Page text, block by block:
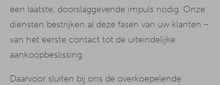
een laatste, doorslaggevende impuls nodig. Onze
diensten bestrijken al deze fasen van uw klanten –
van het eerste contact tot de uiteindelijke
aankoopbeslissing.
Daarvoor sluiten bij ons de overkoepelende